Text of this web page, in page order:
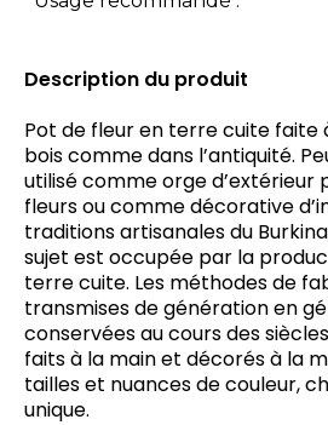
Description du produit
Pot de fleur en terre cuite faite
bois comme dans l’antiquité.
utilisé comme orge d’extérieur
fleurs ou comme décorative
traditions artisanales du
sujet est occupée par la
terre cuite. Les méthodes de
transmises de génération en
conservées au cours des
faits à la main et décorés à la
tailles et nuances de couleur,
unique.